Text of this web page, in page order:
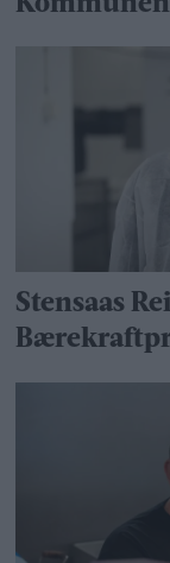
Stensaas